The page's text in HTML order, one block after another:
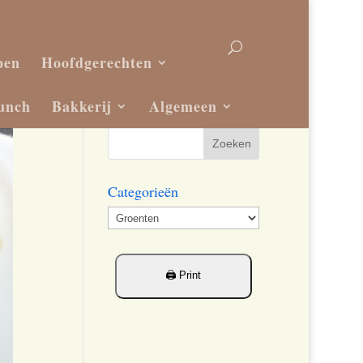
Hoofdgerechten
Bakkerij Algemeen
Categorieën
Categorieën